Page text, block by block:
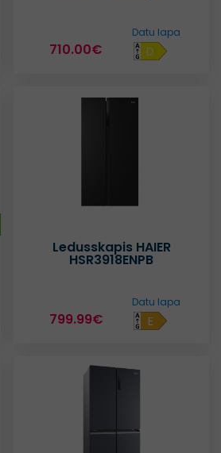
710.00€ D
Datu lapa
Ledusskapis HAIER
HSR3918ENPB
799.99€ E
Datu lapa